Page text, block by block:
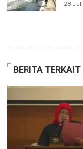
28
BERITA TERKAIT